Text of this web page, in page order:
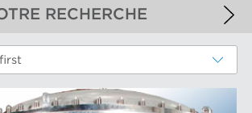
RECHERCHE
pâte